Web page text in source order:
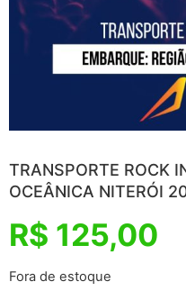
TRANSPORTE ROCK
OCEÂNICA NITERÓI
R$ 125,00
Fora de estoque